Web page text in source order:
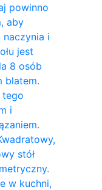
powinno
aby
naczynia i
jest
8 osób
blatem.
tego
i
stół
w kuchni,